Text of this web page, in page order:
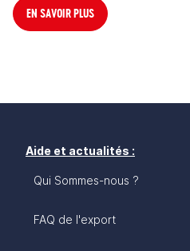
EN SAVOIR PLUS
Aide et actualités :
Qui Sommes-nous ?
FAQ de l'export